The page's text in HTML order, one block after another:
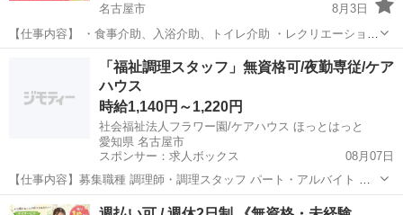
名古屋市
8月3日
【仕事内容】 ・食事介助、入浴介助、トイレ介助 ・レクリエーション
活動 ・利用者様の付き添いや見守り ・送迎業務 ・その他付随業務な
名古屋市 介護
「福祉調理スタッフ」無資格可/夜勤専従/ケア
ハウス
時給1,140円～1,220円
社会福祉法人フラワー園/ケアハウス ほっとはっと
愛知県 名古屋市
スポンサー：求人ボックス
08月07日
【仕事内容】募集職種 調理師・調理スタッフ パート・アルバイト 仕
事内容 調理 給与・手当 <給与> 時給1,140〜1,220円 <手当> 交通費支
アルバイト・パート